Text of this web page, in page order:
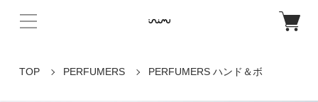
TOP PERFUMERS PERFUMERS ハンド＆ボ